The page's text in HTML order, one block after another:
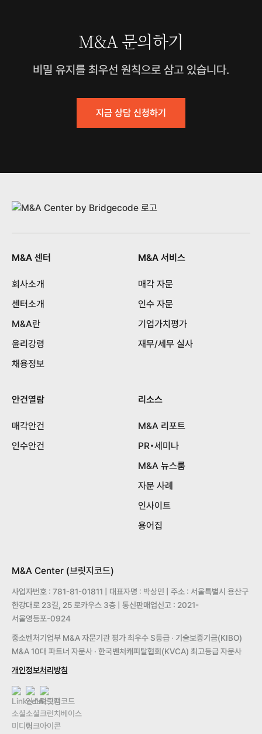
M&A 문의하기
비밀 유지를 최우선 원칙으로 삼고 있습니다.
지금 상담 신청하기
M&A 센터
회사소개
센터소개
M&A란
윤리강령
채용정보
M&A 서비스
매각 자문
인수 자문
기업가치평가
재무/세무 실사
안건열람
매각안건
인수안건
리소스
M&A 리포트
PR•세미나
M&A 뉴스룸
자문 사례
인사이트
용어집
M&A Center (브릿지코드)
사업자번호 : 781-81-01811 | 대표자명 : 박상민 | 주소 : 서울특별시 용산구
한강대로 23길, 25 로카우스 3층 | 통신판매업신고 : 2021-
서울영등포-0924
중소벤처기업부 M&A 자문기관 평가 최우수 S등급 · 기술보증기금(KIBO)
M&A 10대 파트너 자문사 · 한국벤처캐피탈협회(KVCA) 최고등급 자문사
개인정보처리방침